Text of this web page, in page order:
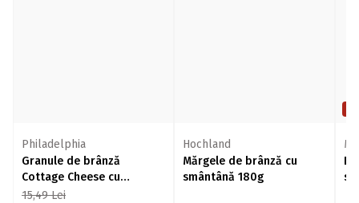
Philadelphia
Granule de brânză
Cottage Cheese cu
smântână 200g
15,49Lei
Hochland
Mărgele de brânză cu
smântână 180g